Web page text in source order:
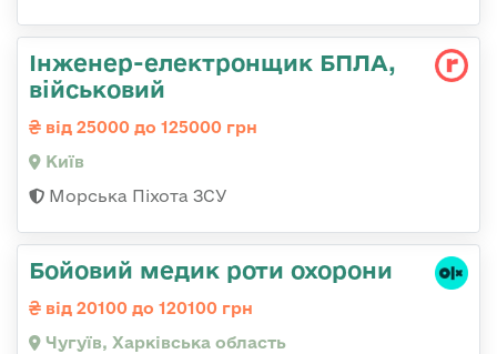
Інженер-електронщик БПЛА,
військовий
від 25000 до 125000 грн
Київ
Морська Піхота ЗСУ
Бойовий медик роти охорони
від 20100 до 120100 грн
Чугуїв, Харківська область